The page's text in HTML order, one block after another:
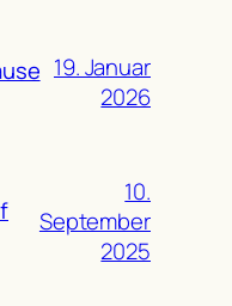
19. Januar
2026
10.
September
2025